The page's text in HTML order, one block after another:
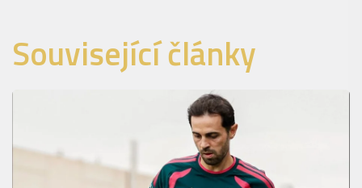
Související články